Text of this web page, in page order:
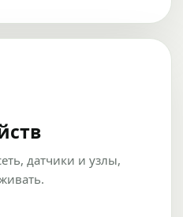
датчики и узлы,